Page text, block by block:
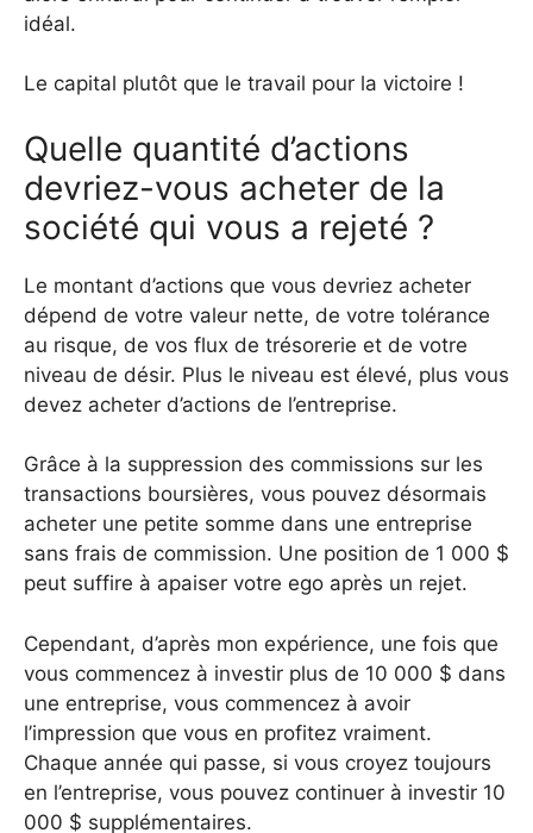
idéal.
Le capital plutôt que le travail pour la victoire !
Quelle quantité d’actions
devriez-vous acheter de la
société qui vous a rejeté ?
Le montant d’actions que vous devriez acheter
dépend de votre valeur nette, de votre tolérance
au risque, de vos flux de trésorerie et de votre
niveau de désir. Plus le niveau est élevé, plus vous
devez acheter d’actions de l’entreprise.
Grâce à la suppression des commissions sur les
transactions boursières, vous pouvez désormais
acheter une petite somme dans une entreprise
sans frais de commission. Une position de 1 000 $
peut suffire à apaiser votre ego après un rejet.
Cependant, d’après mon expérience, une fois que
vous commencez à investir plus de 10 000 $ dans
une entreprise, vous commencez à avoir
l’impression que vous en profitez vraiment.
Chaque année qui passe, si vous croyez toujours
en l’entreprise, vous pouvez continuer à investir 10
000 $ supplémentaires.